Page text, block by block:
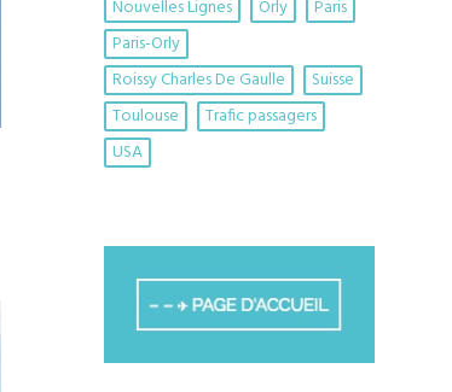
Nouvelles Lignes
Orly
Paris
Paris-Orly
Roissy Charles De Gaulle
Suisse
Toulouse
Trafic passagers
USA